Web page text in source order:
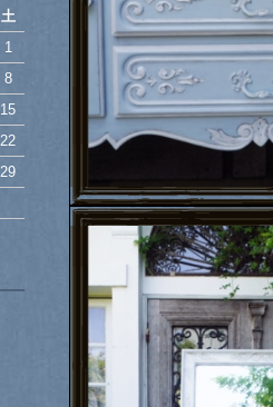
土
1
8
15
22
29